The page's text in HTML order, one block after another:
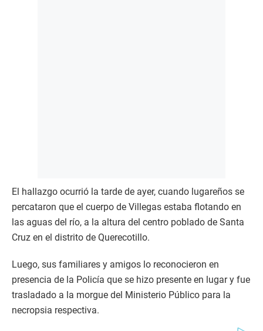
El hallazgo ocurrió la tarde de ayer, cuando lugareños se
percataron que el cuerpo de Villegas estaba flotando en
las aguas del río, a la altura del centro poblado de Santa
Cruz en el distrito de Querecotillo.
Luego, sus familiares y amigos lo reconocieron en
presencia de la Policía que se hizo presente en lugar y fue
trasladado a la morgue del Ministerio Público para la
necropsia respectiva.